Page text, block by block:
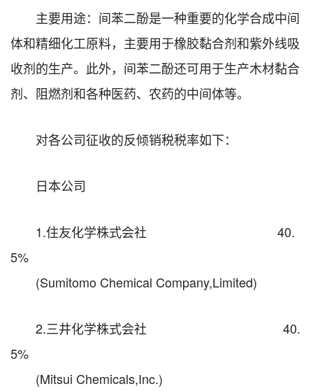
主要用途：间苯二酚是一种重要的化学合成中间
体和精细化工原料，主要用于橡胶黏合剂和紫外线吸
收剂的生产。此外，间苯二酚还可用于生产木材黏合
剂、阻燃剂和各种医药、农药的中间体等。
对各公司征收的反倾销税税率如下：
日本公司
1.住友化学株式会社 40.
5%
(Sumitomo Chemical Company,Limited)
2.三井化学株式会社 40.
5%
(Mitsui Chemicals,Inc.)